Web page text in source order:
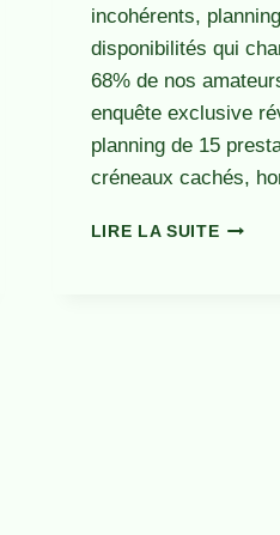
incohérents,
disponibilités qui
68% de nos
enquête exclusive
planning de 15
créneaux cachés,
LIRE LA SUITE